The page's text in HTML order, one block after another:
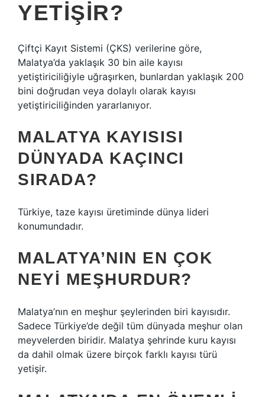
YETIŞIR?
Çiftçi Kayıt Sistemi (ÇKS) verilerine göre,
Malatya’da yaklaşık 30 bin aile kayısı
yetiştiriciliğiyle uğraşırken, bunlardan yaklaşık 200
bini doğrudan veya dolaylı olarak kayısı
yetiştiriciliğinden yararlanıyor.
MALATYA KAYISISI
DÜNYADA KAÇINCI
SIRADA?
Türkiye, taze kayısı üretiminde dünya lideri
konumundadır.
MALATYA’NIN EN ÇOK
NEYI MEŞHURDUR?
Malatya’nın en meşhur şeylerinden biri kayısıdır.
Sadece Türkiye’de değil tüm dünyada meşhur olan
meyvelerden biridir. Malatya şehrinde kuru kayısı
da dahil olmak üzere birçok farklı kayısı türü
yetişir.